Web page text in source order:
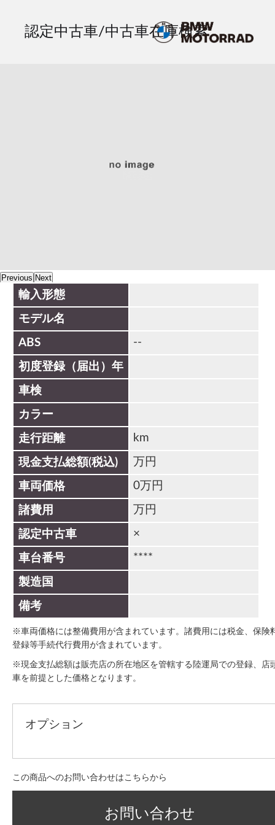
認定中古車/中古車在庫検索
Previous Next
輸入形態
モデル名
ABS --
初度登録（届出）年
車検
カラー
走行距離 km
現金支払総額(税込) 万円
車両価格 0万円
諸費用 万円
認定中古車 ×
車台番号 ****
製造国
備考
※車両価格には整備費用が含まれています。諸費用には税金、保険
登録等手続代行費用が含まれています。
※現金支払総額は販売店の所在地区を管轄する陸運局での登録、店
車を前提とした価格となります。
オプション
この商品へのお問い合わせはこちらから
お問い合わせ